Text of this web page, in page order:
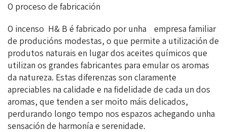
O proceso de fabricación
O incenso H& B é fabricado por unha empresa familiar
de producións modestas, o que permite a utilización de
produtos naturais en lugar dos aceites químicos que
utilizan os grandes fabricantes para emular os aromas
da natureza. Estas diferenzas son claramente
apreciables na calidade e na fidelidade de cada un dos
aromas, que tenden a ser moito máis delicados,
perdurando longo tempo nos espazos achegando unha
sensación de harmonía e serenidade.